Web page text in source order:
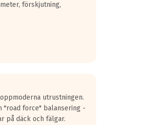
förskjutning,
utrustningen.
"road force" balansering -
på däck och fälgar.